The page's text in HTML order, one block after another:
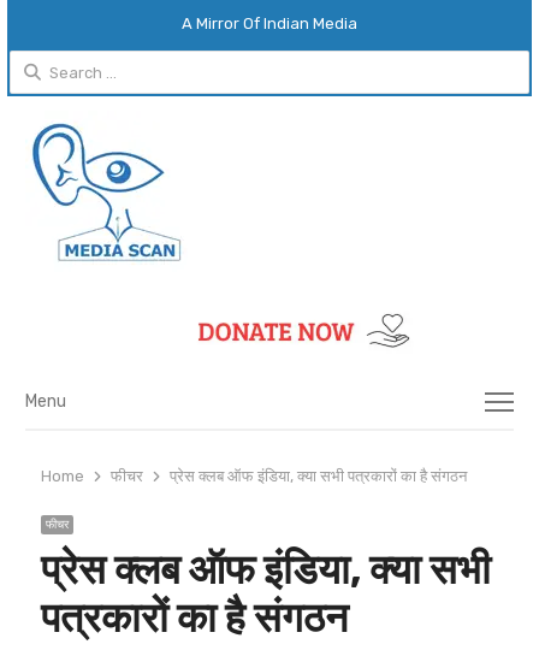
A Mirror Of Indian Media
Search
for:
Menu
Menu
Home फीचर प्रेस क्लब ऑफ इंडिया, क्या सभी पत्रकारों का है संगठन
फीचर
प्रेस क्लब ऑफ इंडिया, क्या सभी
पत्रकारों का है संगठन